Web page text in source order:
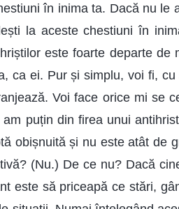
în inima ta. Dacă nu le
la aceste chestiuni în
este foarte departe de
ca ei. Pur și simplu, voi fi, cu
Voi face orice mi se
puțin din firea unui
obișnuită și nu este atât de
(Nu.) De ce nu? Dacă
este să priceapă ce stări,